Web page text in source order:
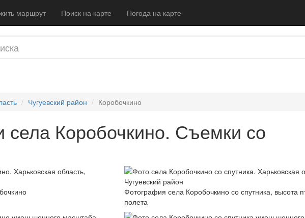
маршрут Поиск на карте Погода на карте
Чугуевский район Коробочкино
села Коробочкино. Съемки со
Фотография села Коробочкино со спутника, высота
полета